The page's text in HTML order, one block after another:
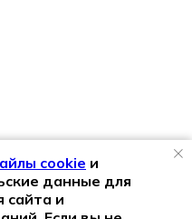
cookie и
данные для
сайта и